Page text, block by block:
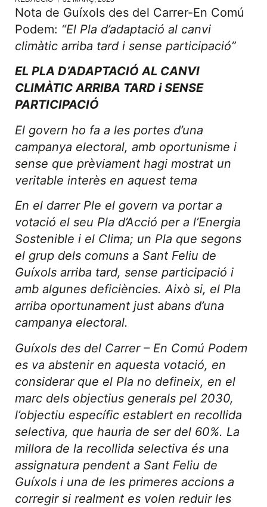
Nota de Guíxols des del Carrer-En Comú
Podem: “El Pla d’adaptació al canvi
climàtic arriba tard i sense participació”
EL PLA D’ADAPTACIÓ AL CANVI
CLIMÀTIC ARRIBA TARD i SENSE
PARTICIPACIÓ
El govern ho fa a les portes d’una
campanya electoral, amb oportunisme i
sense que prèviament hagi mostrat un
veritable interès en aquest tema
En el darrer Ple el govern va portar a
votació el seu Pla d’Acció per a l’Energia
Sostenible i el Clima; un Pla que segons
el grup dels comuns a Sant Feliu de
Guíxols arriba tard, sense participació i
amb algunes deficiències. Això si, el Pla
arriba oportunament just abans d’una
campanya electoral.
Guíxols des del Carrer – En Comú Podem
es va abstenir en aquesta votació, en
considerar que el Pla no defineix, en el
marc dels objectius generals pel 2030,
l’objectiu específic establert en recollida
selectiva, que hauria de ser del 60%. La
millora de la recollida selectiva és una
assignatura pendent a Sant Feliu de
Guíxols i una de les primeres accions a
corregir si realment es volen reduir les